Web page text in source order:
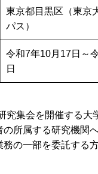
東京都目黒区（東京
パス）
令和7年10月17日～
日
の所属する研究機関
務の一部を委託する